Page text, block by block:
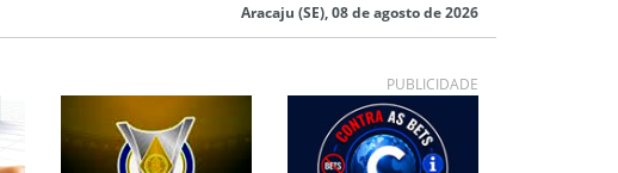
Aracaju (SE), 08 de agosto de 2026
PUBLICIDADE